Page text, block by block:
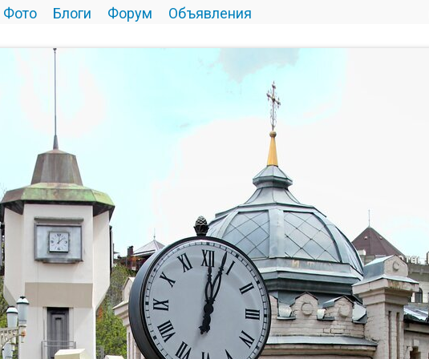
Фото Блоги Форум Объявления